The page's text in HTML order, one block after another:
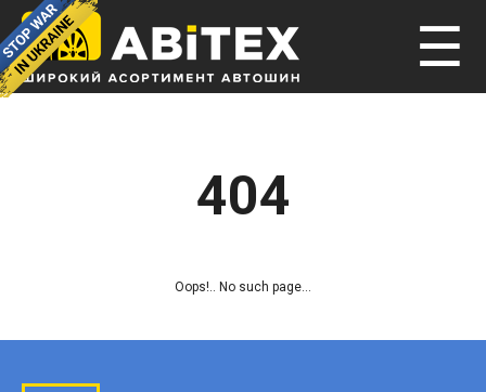
☰
404
Oops!.. No such page...